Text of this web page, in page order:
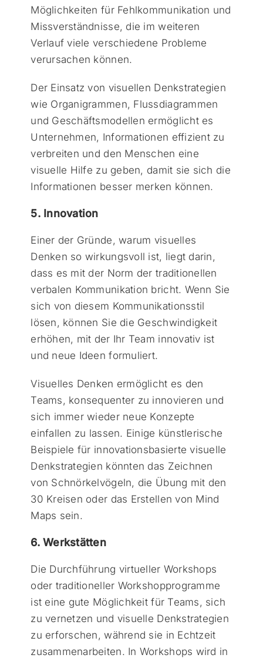
Möglichkeiten für Fehlkommunikation und
Missverständnisse, die im weiteren
Verlauf viele verschiedene Probleme
verursachen können.
Der Einsatz von visuellen Denkstrategien
wie Organigrammen, Flussdiagrammen
und Geschäftsmodellen ermöglicht es
Unternehmen, Informationen effizient zu
verbreiten und den Menschen eine
visuelle Hilfe zu geben, damit sie sich die
Informationen besser merken können.
5. Innovation
Einer der Gründe, warum visuelles
Denken so wirkungsvoll ist, liegt darin,
dass es mit der Norm der traditionellen
verbalen Kommunikation bricht. Wenn Sie
sich von diesem Kommunikationsstil
lösen, können Sie die Geschwindigkeit
erhöhen, mit der Ihr Team innovativ ist
und neue Ideen formuliert.
Visuelles Denken ermöglicht es den
Teams, konsequenter zu innovieren und
sich immer wieder neue Konzepte
einfallen zu lassen. Einige künstlerische
Beispiele für innovationsbasierte visuelle
Denkstrategien könnten das Zeichnen
von Schnörkelvögeln, die Übung mit den
30 Kreisen oder das Erstellen von Mind
Maps sein.
6. Werkstätten
Die Durchführung virtueller Workshops
oder traditioneller Workshopprogramme
ist eine gute Möglichkeit für Teams, sich
zu vernetzen und visuelle Denkstrategien
zu erforschen, während sie in Echtzeit
zusammenarbeiten. In Workshops wird in